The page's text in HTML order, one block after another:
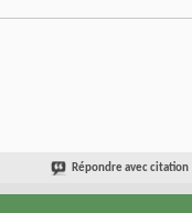
Répondre avec citation